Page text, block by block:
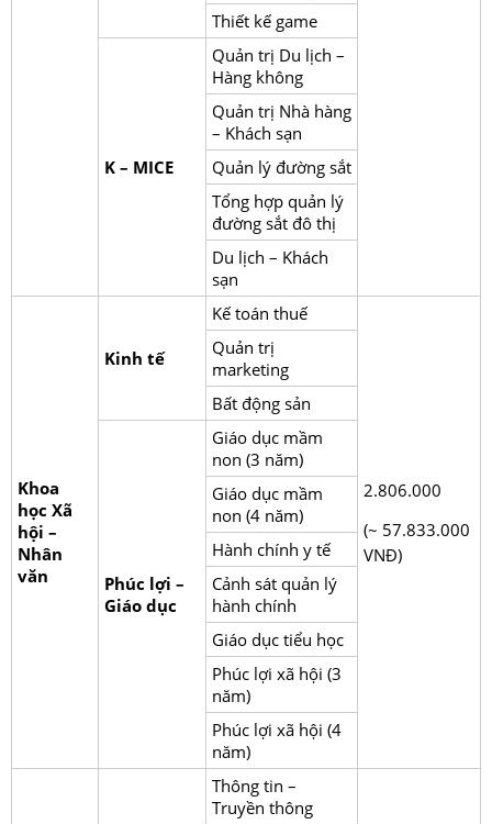
Thiết kế game
K – MICE
Quản trị Du lịch –
Hàng không
Quản trị Nhà hàng
– Khách sạn
Quản lý đường sắt
Tổng hợp quản lý
đường sắt đô thị
Du lịch – Khách
sạn
Khoa
học Xã
hội –
Nhân
văn
Kinh tế
Kế toán thuế
2.806.000
(~ 57.833.000
VNĐ)
Quản trị
marketing
Bất động sản
Phúc lợi –
Giáo dục
Giáo dục mầm
non (3 năm)
Giáo dục mầm
non (4 năm)
Hành chính y tế
Cảnh sát quản lý
hành chính
Giáo dục tiểu học
Phúc lợi xã hội (3
năm)
Phúc lợi xã hội (4
năm)
Thông tin –
Truyền thông